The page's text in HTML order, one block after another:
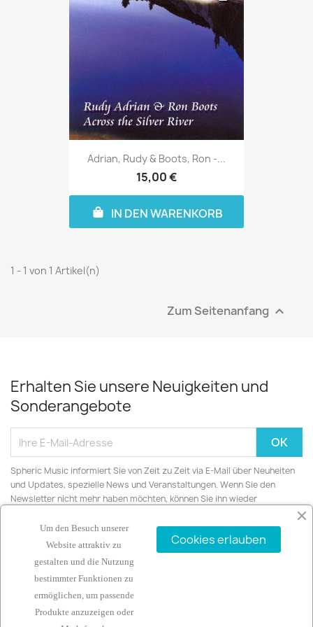
Adrian, Rudy & Boots, Ron -...
15,00 €
IN DEN WARENKORB
1 - 1 von 1 Artikel(n)
Zum Seitenanfang 
Erhalten Sie unsere Neuigkeiten und
Sonderangebote
Spheric Music informiert Sie von Zeit zu Zeit via E-Mail über Neuheiten
und Updates, spezielle News und Veranstaltungen. Wenn Sie den
Newsletter nicht mehr haben möchten, können Sie ihn wieder
ARTIKEL
UNTERNEHMEN
Um den Besuch unserer
Website attraktiv zu
gestalten und die Nutzung
bestimmter Funktionen zu
ermöglichen, um passende
Produkte anzuzeigen oder
Cookies erlauben